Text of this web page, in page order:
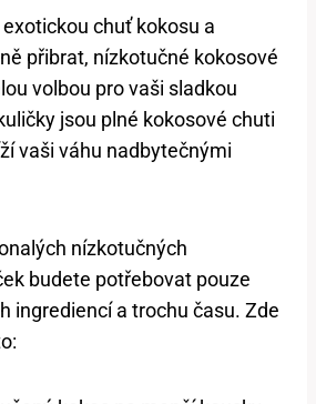
chuť kokosu a
přibrat, nízkotučné kokosové
volbou pro vaši sladkou
jsou plné kokosové chuti
vaši váhu nadbytečnými
nízkotučných
budete potřebovat pouze
ingrediencí a trochu času. Zde